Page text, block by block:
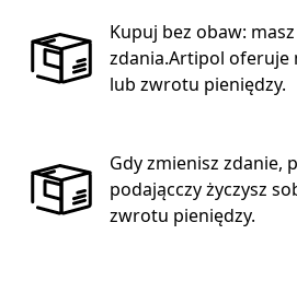
Kupuj bez obaw:
zdania.Artipol oferuje
lub zwrotu pieniędzy.
Gdy zmienisz zdanie,
podającczy życzysz
zwrotu pieniędzy.